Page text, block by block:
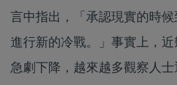
言中指出，「承認現實的時
進行新的冷戰。」事實上，
急劇下降，越來越多觀察人